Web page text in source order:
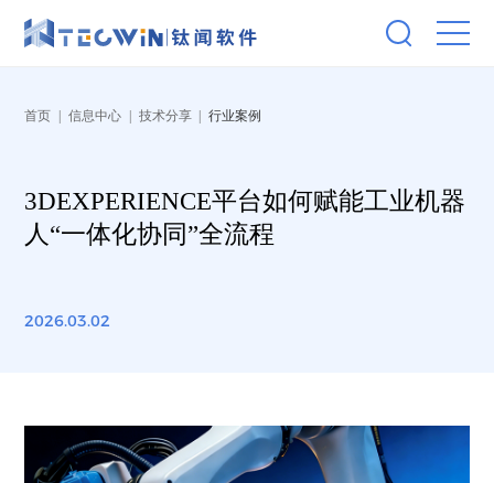
首页 信息中心 技术分享 行业案例
3DEXPERIENCE平台如何赋能工业机器
人“一体化协同”全流程
2026.03.02